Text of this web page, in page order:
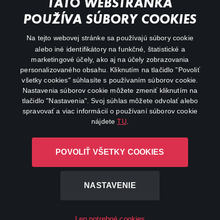
POUŽÍVA SÚBORY COOKIES
Na tejto webovej stránke sa používajú súbory cookie
alebo iné identifikátory na funkčné, štatistické a
marketingové účely, ako aj na účely zobrazovania
personalizovaného obsahu. Kliknutím na tlačidlo "Povoliť
všetky cookies" súhlasíte s používaním súborov cookie.
Nastavenia súborov cookie môžete zmeniť kliknutím na
tlačidlo "Nastavenia". Svoj súhlas môžete odvolať alebo
spravovať a viac informácií o používaní súborov cookie
nájdeteTU
POVOLIŤ VŠETKY COOKIES
NASTAVENIE
O aplikácii Canal+
Canal+ Luxembourg S. à r.l. so sídlom Rue Albert Borschette 4,